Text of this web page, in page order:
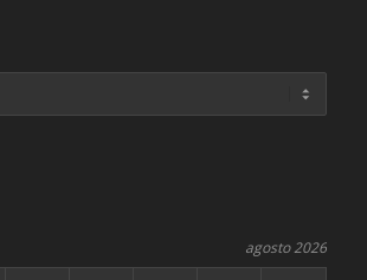
agosto 2026